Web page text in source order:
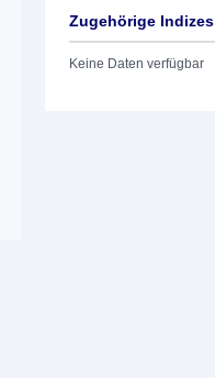
Zugehörige Indizes
Keine Daten verfügbar